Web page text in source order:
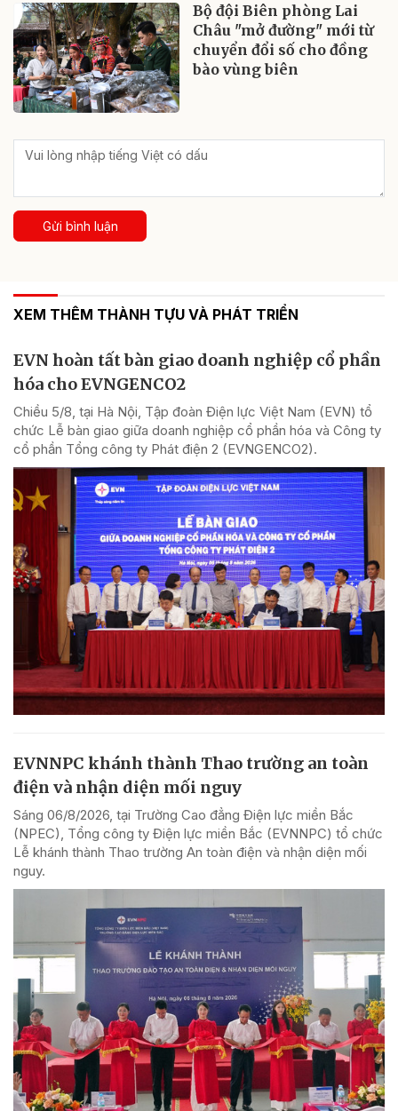
Bộ đội Biên phòng Lai
Châu "mở đường" mới từ
chuyển đổi số cho đồng
bào vùng biên
Gửi bình luận
XEM THÊM THÀNH TỰU VÀ PHÁT TRIỂN
EVN hoàn tất bàn giao doanh nghiệp cổ phần
hóa cho EVNGENCO2
Chiều 5/8, tại Hà Nội, Tập đoàn Điện lực Việt Nam (EVN) tổ
chức Lễ bàn giao giữa doanh nghiệp cổ phần hóa và Công ty
cổ phần Tổng công ty Phát điện 2 (EVNGENCO2).
EVNNPC khánh thành Thao trường an toàn
điện và nhận diện mối nguy
Sáng 06/8/2026, tại Trường Cao đẳng Điện lực miền Bắc
(NPEC), Tổng công ty Điện lực miền Bắc (EVNNPC) tổ chức
Lễ khánh thành Thao trường An toàn điện và nhận diện mối
nguy.